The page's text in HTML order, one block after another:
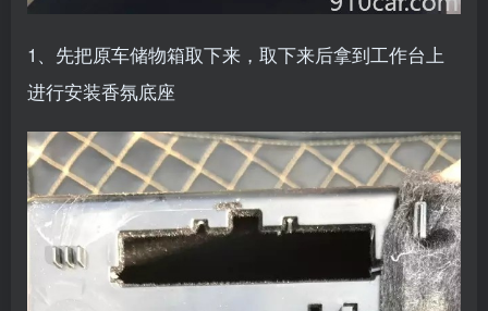
1、先把原车储物箱取下来，取下来后拿到工作台上
进行安装香氛底座